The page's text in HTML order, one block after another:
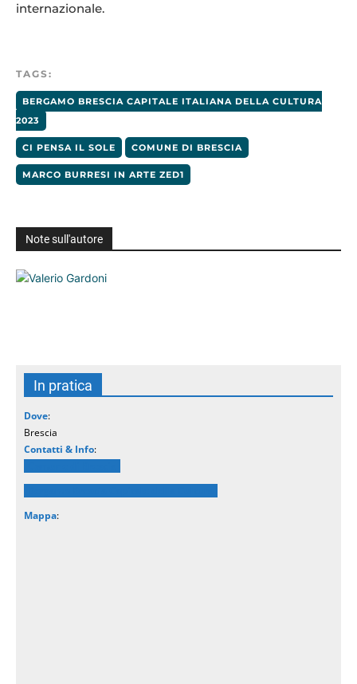
internazionale.
TAGS:
BERGAMO BRESCIA CAPITALE ITALIANA DELLA CULTURA
2023
CI PENSA IL SOLE COMUNE DI BRESCIA
MARCO BURRESI IN ARTE ZED1
Note sull'autore
In pratica
Dove:
Brescia
Contatti & Info:
Mappa: